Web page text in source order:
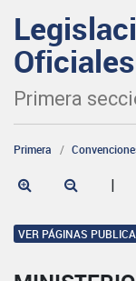
Oficiales
Primera
Primera
|
VER PÁGINAS